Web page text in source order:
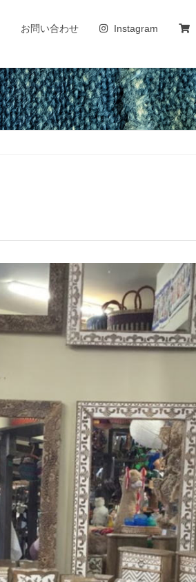
お問い合わせ Instagram